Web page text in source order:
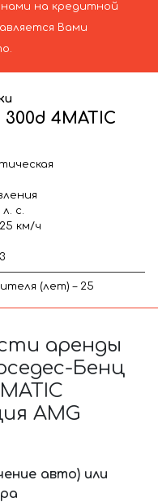
нами на кредитной
Вами
4MATIC
с.
км/ч
(лет) – 25
аренды
Бенц
AMG
авто) или